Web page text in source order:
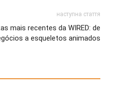
наступна стаття
mais recentes da WIRED: de
a esqueletos animados